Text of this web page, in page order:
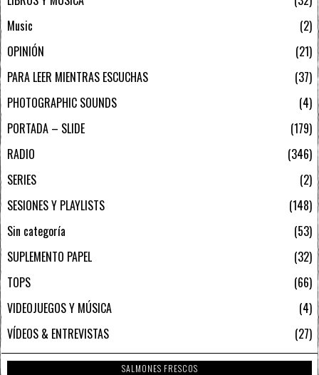
Music
2
OPINIÓN
21
PARA LEER MIENTRAS ESCUCHAS
37
PHOTOGRAPHIC SOUNDS
4
PORTADA – SLIDE
179
RADIO
346
SERIES
2
SESIONES Y PLAYLISTS
148
Sin categoría
53
SUPLEMENTO PAPEL
32
TOPS
66
VIDEOJUEGOS Y MÚSICA
4
VÍDEOS & ENTREVISTAS
27
SALMONES FRESCOS